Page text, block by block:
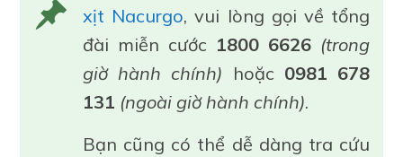
xịt Nacurgo, vui lòng gọi về tổng
đài miễn cước 1800 6626 (trong
giờ hành chính) hoặc 0981 678
131 (ngoài giờ hành chính).
Bạn cũng có thể dễ dàng tra cứu